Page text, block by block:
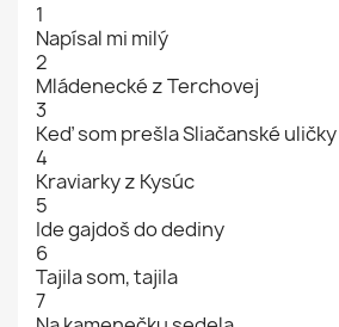
1
Napísal mi milý
2
Mládenecké z Terchovej
3
Keď som prešla Sliačanské uličky
4
Kraviarky z Kysúc
5
Ide gajdoš do dediny
6
Tajila som, tajila
7